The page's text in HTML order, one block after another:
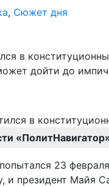
, Сюжет дня
в
дойти до
23
и президент Майя